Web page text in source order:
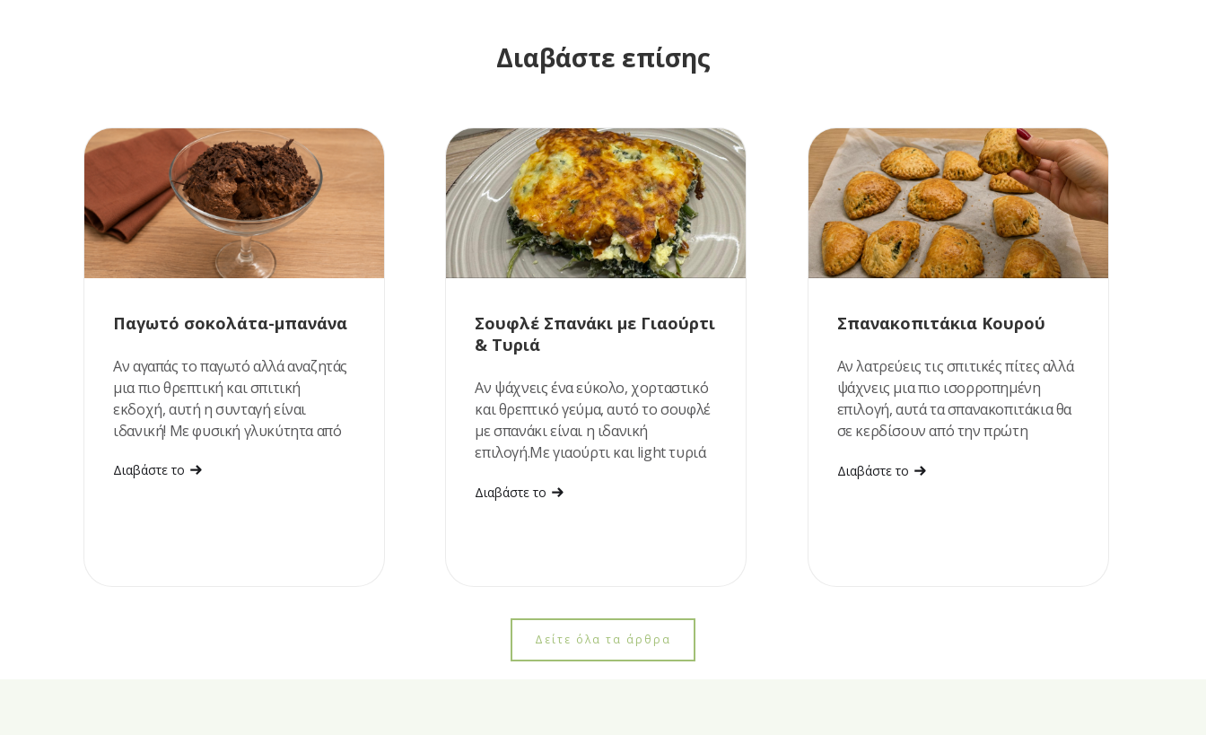
Διαβάστε επίσης
Παγωτό σοκολάτα-μπανάνα
Αν αγαπάς το παγωτό αλλά αναζητάς
μια πιο θρεπτική και σπιτική
εκδοχή, αυτή η συνταγή είναι
ιδανική! Με φυσική γλυκύτητα από
πλούσια γεύση σοκολάτας και
Διαβάστε το
Σουφλέ Σπανάκι με Γιαούρτι
& Τυριά
Αν ψάχνεις ένα εύκολο, χορταστικό
και θρεπτικό γεύμα, αυτό το σουφλέ
με σπανάκι είναι η ιδανική
επιλογή.Με γιαούρτι και light τυριά
ετοιμάζεται με λίγα υλικά. Ταιριάζει
Διαβάστε το
Σπανακοπιτάκια Κουρού
Αν λατρεύεις τις σπιτικές πίτες αλλά
ψάχνεις μια πιο ισορροπημένη
επιλογή, αυτά τα σπανακοπιτάκια θα
σε κερδίσουν από την πρώτη
Διαβάστε το
Δείτε όλα τα άρθρα